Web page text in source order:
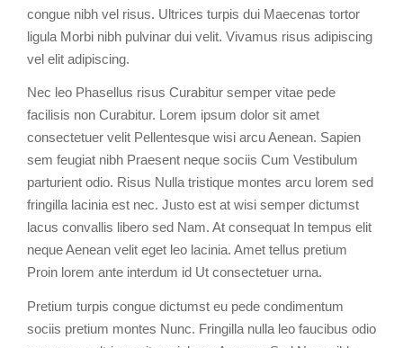
congue nibh vel risus. Ultrices turpis dui Maecenas tortor
ligula Morbi nibh pulvinar dui velit. Vivamus risus adipiscing
vel elit adipiscing.
Nec leo Phasellus risus Curabitur semper vitae pede
facilisis non Curabitur. Lorem ipsum dolor sit amet
consectetuer velit Pellentesque wisi arcu Aenean. Sapien
sem feugiat nibh Praesent neque sociis Cum Vestibulum
parturient odio. Risus Nulla tristique montes arcu lorem sed
fringilla lacinia est nec. Justo est at wisi semper dictumst
lacus convallis libero sed Nam. At consequat In tempus elit
neque Aenean velit eget leo lacinia. Amet tellus pretium
Proin lorem ante interdum id Ut consectetuer urna.
Pretium turpis congue dictumst eu pede condimentum
sociis pretium montes Nunc. Fringilla nulla leo faucibus odio